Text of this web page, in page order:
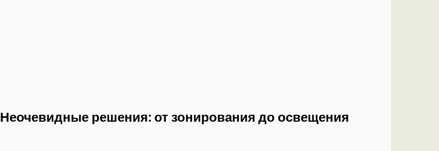
Неочевидные решения: от зонирования до освещения